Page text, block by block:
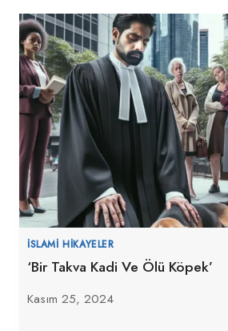
İSLAMI HIKAYELER
‘Bir Takva Kadi Ve Ölü Köpek’
Kasım 25, 2024